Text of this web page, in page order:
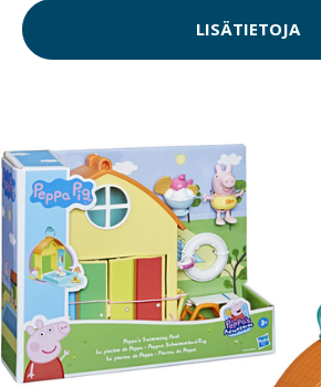
LISÄTIETOJA